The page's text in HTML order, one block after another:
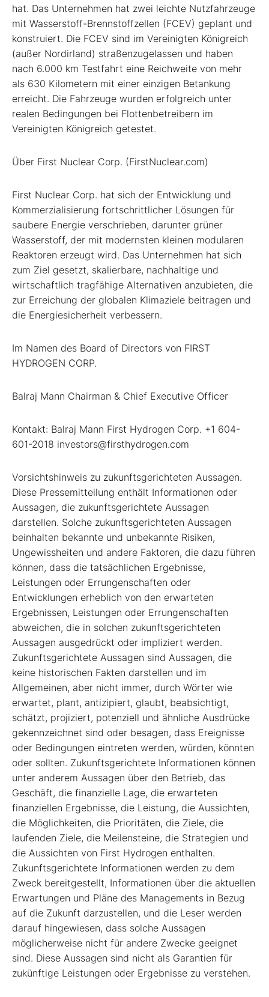
hat. Das Unternehmen hat zwei leichte Nutzfahrzeuge
mit Wasserstoff-Brennstoffzellen (FCEV) geplant und
konstruiert. Die FCEV sind im Vereinigten Königreich
(außer Nordirland) straßenzugelassen und haben
nach 6.000 km Testfahrt eine Reichweite von mehr
als 630 Kilometern mit einer einzigen Betankung
erreicht. Die Fahrzeuge wurden erfolgreich unter
realen Bedingungen bei Flottenbetreibern im
Vereinigten Königreich getestet.
Über First Nuclear Corp. (FirstNuclear.com)
First Nuclear Corp. hat sich der Entwicklung und
Kommerzialisierung fortschrittlicher Lösungen für
saubere Energie verschrieben, darunter grüner
Wasserstoff, der mit modernsten kleinen modularen
Reaktoren erzeugt wird. Das Unternehmen hat sich
zum Ziel gesetzt, skalierbare, nachhaltige und
wirtschaftlich tragfähige Alternativen anzubieten, die
zur Erreichung der globalen Klimaziele beitragen und
die Energiesicherheit verbessern.
Im Namen des Board of Directors von FIRST
HYDROGEN CORP.
Balraj Mann Chairman & Chief Executive Officer
Kontakt: Balraj Mann First Hydrogen Corp. +1 604-
601-2018 investors@firsthydrogen.com
Vorsichtshinweis zu zukunftsgerichteten Aussagen.
Diese Pressemitteilung enthält Informationen oder
Aussagen, die zukunftsgerichtete Aussagen
darstellen. Solche zukunftsgerichteten Aussagen
beinhalten bekannte und unbekannte Risiken,
Ungewissheiten und andere Faktoren, die dazu führen
können, dass die tatsächlichen Ergebnisse,
Leistungen oder Errungenschaften oder
Entwicklungen erheblich von den erwarteten
Ergebnissen, Leistungen oder Errungenschaften
abweichen, die in solchen zukunftsgerichteten
Aussagen ausgedrückt oder impliziert werden.
Zukunftsgerichtete Aussagen sind Aussagen, die
keine historischen Fakten darstellen und im
Allgemeinen, aber nicht immer, durch Wörter wie
erwartet, plant, antizipiert, glaubt, beabsichtigt,
schätzt, projiziert, potenziell und ähnliche Ausdrücke
gekennzeichnet sind oder besagen, dass Ereignisse
oder Bedingungen eintreten werden, würden, könnten
oder sollten. Zukunftsgerichtete Informationen können
unter anderem Aussagen über den Betrieb, das
Geschäft, die finanzielle Lage, die erwarteten
finanziellen Ergebnisse, die Leistung, die Aussichten,
die Möglichkeiten, die Prioritäten, die Ziele, die
laufenden Ziele, die Meilensteine, die Strategien und
die Aussichten von First Hydrogen enthalten.
Zukunftsgerichtete Informationen werden zu dem
Zweck bereitgestellt, Informationen über die aktuellen
Erwartungen und Pläne des Managements in Bezug
auf die Zukunft darzustellen, und die Leser werden
darauf hingewiesen, dass solche Aussagen
möglicherweise nicht für andere Zwecke geeignet
sind. Diese Aussagen sind nicht als Garantien für
zukünftige Leistungen oder Ergebnisse zu verstehen.